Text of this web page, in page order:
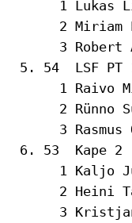
1 Lukas
2 Miriam
3 Robert
5. 54  LSF
1 Raivo
2 Rünno
3 Rasmus
6. 53  Kape
1 Kaljo
2 Heini
3